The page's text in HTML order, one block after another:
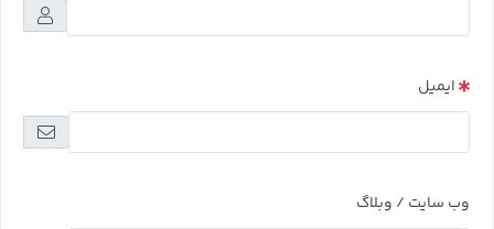
ایمیل
وب سایت / وبلاگ